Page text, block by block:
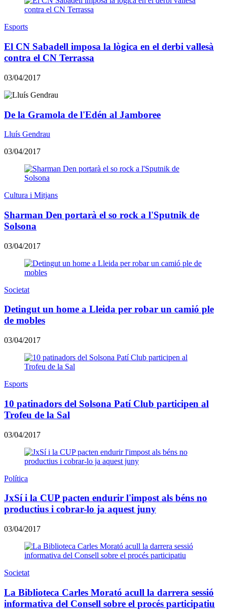
Esports
El CN Sabadell imposa la lògica en el derbi vallesà
contra el CN Terrassa
03/04/2017
​De la Gramola de l'Edén al Jamboree
Lluís Gendrau
03/04/2017
Cultura i Mitjans
Sharman Den portarà el so rock a l'Sputnik de
Solsona
03/04/2017
Societat
Detingut un home a Lleida per robar un camió ple
de mobles
03/04/2017
Esports
10 patinadors del Solsona Patí Club participen al
Trofeu de la Sal
03/04/2017
Política
JxSí i la CUP pacten endurir l'impost als béns no
productius i cobrar-lo ja aquest juny
03/04/2017
Societat
La Biblioteca Carles Morató acull la darrera sessió
informativa del Consell sobre el procés participatiu